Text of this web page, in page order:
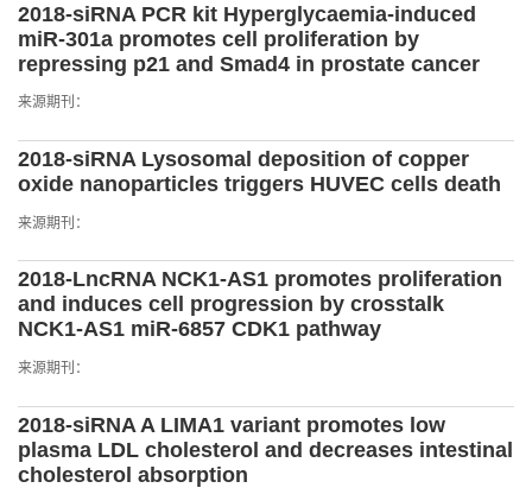
2018-siRNA PCR kit Hyperglycaemia-induced
miR-301a promotes cell proliferation by
repressing p21 and Smad4 in prostate cancer
来源期刊：
2018-siRNA Lysosomal deposition of copper
oxide nanoparticles triggers HUVEC cells death
来源期刊：
2018-LncRNA NCK1-AS1 promotes proliferation
and induces cell progression by crosstalk
NCK1-AS1 miR-6857 CDK1 pathway
来源期刊：
2018-siRNA A LIMA1 variant promotes low
plasma LDL cholesterol and decreases intestinal
cholesterol absorption